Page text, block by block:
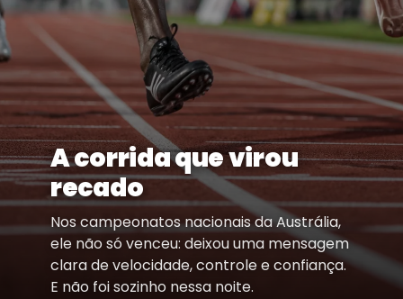
A corrida que virou
recado
Nos campeonatos nacionais da Austrália,
ele não só venceu: deixou uma mensagem
clara de velocidade, controle e confiança.
E não foi sozinho nessa noite.